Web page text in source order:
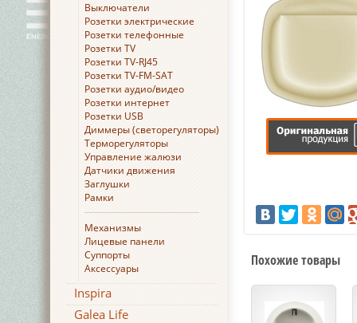
Выключатели
Розетки электрические
Розетки телефонные
Розетки TV
Розетки TV-RJ45
Розетки TV-FM-SAT
Розетки аудио/видео
Розетки интернет
Розетки USB
Диммеры (светорегуляторы)
Терморегуляторы
Управление жалюзи
Датчики движения
Заглушки
Рамки
Механизмы
Лицевые панели
Суппорты
Аксессуары
Inspira
Galea Life
Похожие товары